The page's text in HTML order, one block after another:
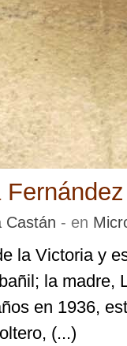
Castán - en
la Victoria y
la madre,
en 1936,
(...)